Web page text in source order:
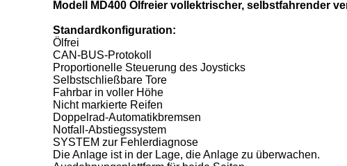
Modell MD400 Ölfreier vollektrischer, selbstfahrender
Standardkonfiguration:
Ölfrei
CAN-BUS-Protokoll
Proportionelle Steuerung des Joysticks
Selbstschließbare Tore
Fahrbar in voller Höhe
Nicht markierte Reifen
Doppelrad-Automatikbremsen
Notfall-Abstiegssystem
SYSTEM zur Fehlerdiagnose
Die Anlage ist in der Lage, die Anlage zu überwachen.